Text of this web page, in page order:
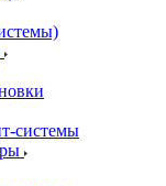
системы